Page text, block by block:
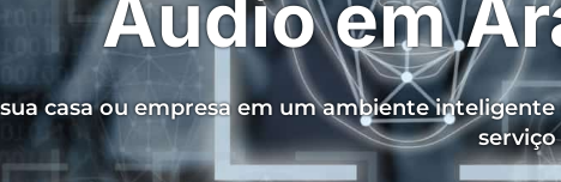
Áudio em
casa ou empresa em um ambiente